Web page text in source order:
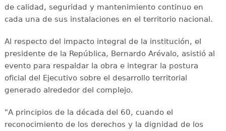
de calidad, seguridad y mantenimiento continuo en
cada una de sus instalaciones en el territorio nacional.
Al respecto del impacto integral de la institución, el
presidente de la República, Bernardo Arévalo, asistió al
evento para respaldar la obra e integrar la postura
oficial del Ejecutivo sobre el desarrollo territorial
generado alrededor del complejo.
"A principios de la década del 60, cuando el
reconocimiento de los derechos y la dignidad de los